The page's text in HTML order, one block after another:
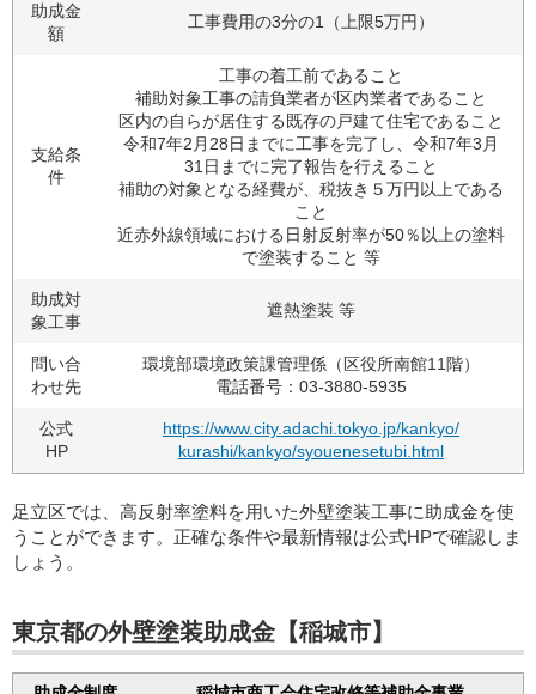
助成金
額
工事費用の3分の1（上限5万円）
支給条
件
工事の着工前であること
補助対象工事の請負業者が区内業者であること
区内の自らが居住する既存の戸建て住宅であること
令和7年2月28日までに工事を完了し、令和7年3月
31日までに完了報告を行えること
補助の対象となる経費が、税抜き５万円以上である
こと
近赤外線領域における日射反射率が50％以上の塗料
で塗装すること 等
助成対
象工事
遮熱塗装 等
問い合
わせ先
環境部環境政策課管理係（区役所南館11階）
電話番号：03-3880-5935
公式
HP
https://www.city.adachi.tokyo.jp/kankyo/
kurashi/kankyo/syouenesetubi.html
足立区では、高反射率塗料を用いた外壁塗装工事に助成金を使
うことができます。正確な条件や最新情報は公式HPで確認しま
しょう。
東京都の外壁塗装助成金【稲城市】